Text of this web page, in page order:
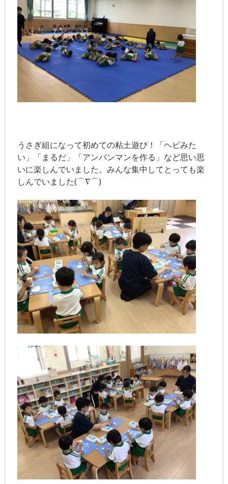
うさぎ組になって初めての粘土遊び！「ヘビみた
い」「まるだ」「アンパンマンを作る」など思い思
いに楽しんでいました。みんな集中してとっても楽
しんでいました(⌒∇⌒)